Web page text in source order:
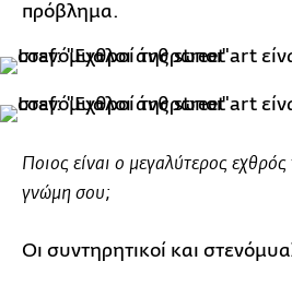
πρόβλημα.
Ποιος είναι ο μεγαλύτερος
γνώμη σου;
Οι συντηρητικοί και